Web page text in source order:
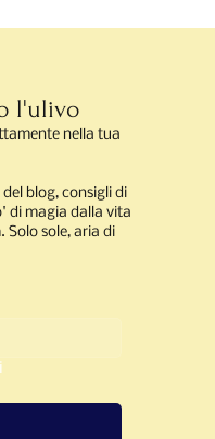
l'ulivo
nella tua
blog, consigli di
di magia dalla vita
Solo sole, aria di